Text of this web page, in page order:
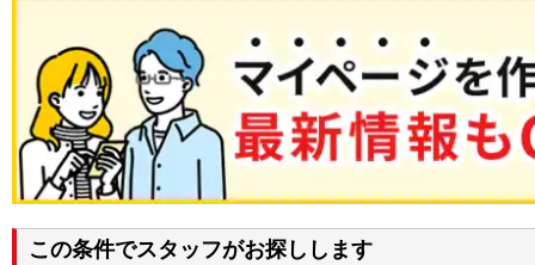
この条件でスタッフがお探しします